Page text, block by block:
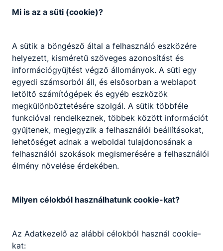
2023. nov. 20. Iskola
Erasmus disszemináció elérhetőségei
Elérhetőségek linkjei
2026. júl. 5.
Rendkívüli felvételi eljárás
2026. máj. 17.
Mi is az a süti (cookie)?
A sütik a böngésző által a felhasználó eszközére
helyezett, kisméretű szöveges azonosítást és
információgyűjtést végző állományok. A süti egy
egyedi számsorból áll, és elsősorban a weblapot
letöltő számítógépek és egyéb eszközök
megkülönböztetésére szolgál. A sütik többféle
funkcióval rendelkeznek, többek között információt
gyűjtenek, megjegyzik a felhasználói beállításokat,
lehetőséget adnak a weboldal tulajdonosának a
felhasználói szokások megismerésére a felhasználói
élmény növelése érdekében.
Milyen célokból használhatunk cookie-kat?
Az Adatkezelő az alábbi célokból használ cookie-
kat: